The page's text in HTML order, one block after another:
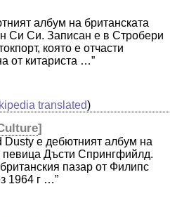
албум на британската
Си Си. Записан е в Стробери
която е отчасти
от китариста …”
translated)
]
Dusty е дебютният албум на
певица Дъсти Спрингфийлд.
пазар от Филипс
1964 г …”